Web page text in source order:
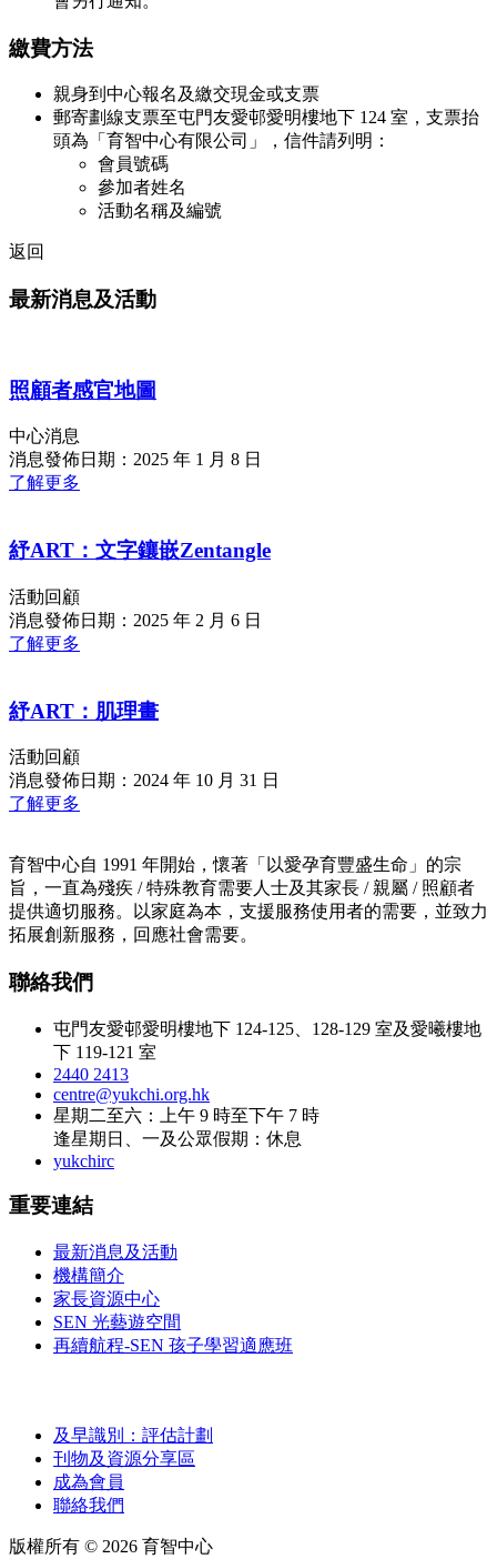
繳費方法
親身到中心報名及繳交現金或支票
郵寄劃線支票至屯門友愛邨愛明樓地下 124 室，支票抬
頭為「育智中心有限公司」，信件請列明：
會員號碼
參加者姓名
活動名稱及編號
返回
最新消息及活動
照顧者感官地圖
中心消息
消息發佈日期：2025 年 1 月 8 日
了解更多
紓ART：文字鑲嵌Zentangle
活動回顧
消息發佈日期：2025 年 2 月 6 日
了解更多
紓ART：肌理畫
活動回顧
消息發佈日期：2024 年 10 月 31 日
了解更多
育智中心自 1991 年開始，懷著「以愛孕育豐盛生命」的宗
旨，一直為殘疾 / 特殊教育需要人士及其家長 / 親屬 / 照顧者
提供適切服務。以家庭為本，支援服務使用者的需要，並致力
拓展創新服務，回應社會需要。
聯絡我們
屯門友愛邨愛明樓地下 124-125、128-129 室及愛曦樓地
下 119-121 室
2440 2413
centre@yukchi.org.hk
星期二至六：上午 9 時至下午 7 時
逢星期日、一及公眾假期：休息
yukchirc
重要連結
最新消息及活動
機構簡介
家長資源中心
SEN 光藝遊空間
再續航程-SEN 孩子學習適應班
及早識別：評估計劃
刊物及資源分享區
成為會員
聯絡我們
版權所有 © 2026 育智中心